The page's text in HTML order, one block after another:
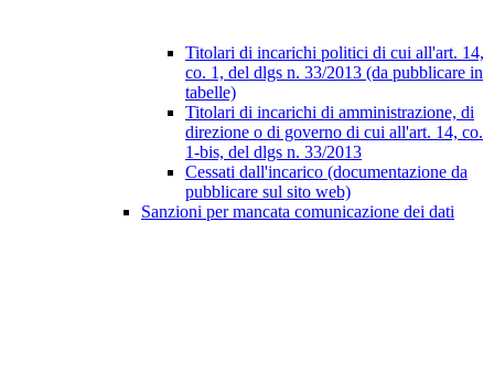
Titolari di incarichi politici di cui all'art. 14,
co. 1, del dlgs n. 33/2013 (da pubblicare in
tabelle)
Titolari di incarichi di amministrazione, di
direzione o di governo di cui all'art. 14, co.
1-bis, del dlgs n. 33/2013
Cessati dall'incarico (documentazione da
pubblicare sul sito web)
Sanzioni per mancata comunicazione dei dati